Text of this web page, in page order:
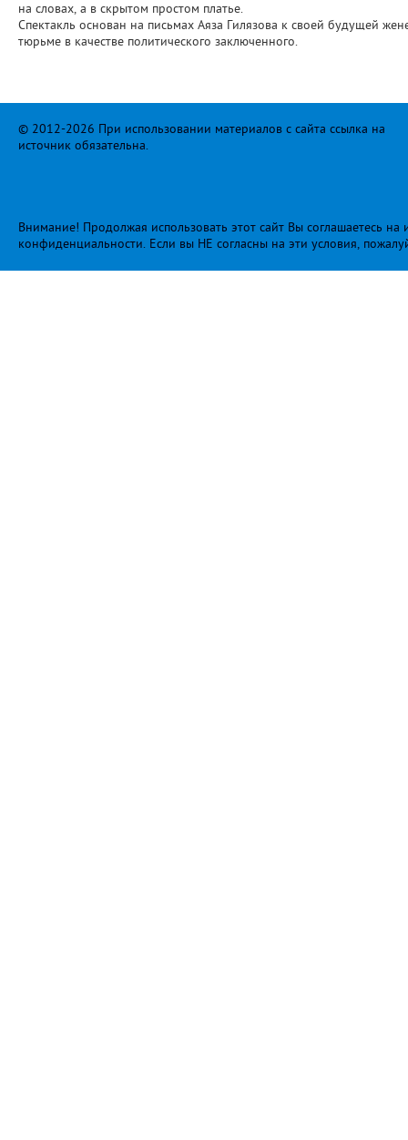
на словах, а в скрытом простом платье.
Спектакль основан на письмах Аяза Гилязова к своей будущей
тюрьме в качестве политического заключенного.
© 2012-2026 При использовании материалов с сайта ссылка на
источник обязательна.
Внимание! Продолжая использовать этот сайт Вы соглашаетесь
конфиденциальности. Если вы НЕ согласны на эти условия,